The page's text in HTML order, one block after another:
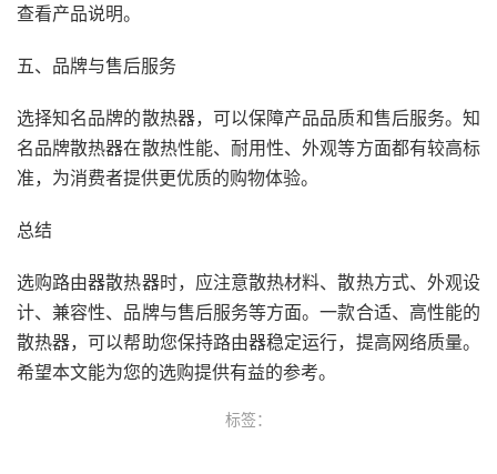
查看产品说明。
五、品牌与售后服务
选择知名品牌的散热器，可以保障产品品质和售后服务。知
名品牌散热器在散热性能、耐用性、外观等方面都有较高标
准，为消费者提供更优质的购物体验。
总结
选购路由器散热器时，应注意散热材料、散热方式、外观设
计、兼容性、品牌与售后服务等方面。一款合适、高性能的
散热器，可以帮助您保持路由器稳定运行，提高网络质量。
希望本文能为您的选购提供有益的参考。
标签：